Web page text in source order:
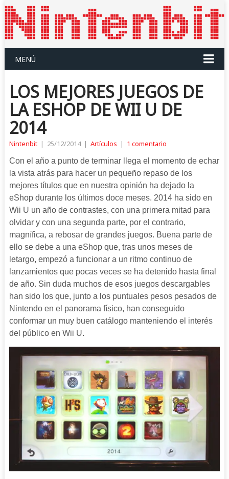
MENÚ
LOS MEJORES JUEGOS DE
LA ESHOP DE WII U DE
2014
Nintenbit | 25/12/2014 | Artículos | 1 comentario
Con el año a punto de terminar llega el momento de echar
la vista atrás para hacer un pequeño repaso de los
mejores títulos que en nuestra opinión ha dejado la
eShop durante los últimos doce meses. 2014 ha sido en
Wii U un año de contrastes, con una primera mitad para
olvidar y con una segunda parte, por el contrario,
magnífica, a rebosar de grandes juegos. Buena parte de
ello se debe a una eShop que, tras unos meses de
letargo, empezó a funcionar a un ritmo continuo de
lanzamientos que pocas veces se ha detenido hasta final
de año. Sin duda muchos de esos juegos descargables
han sido los que, junto a los puntuales pesos pesados de
Nintendo en el panorama físico, han conseguido
conformar un muy buen catálogo manteniendo el interés
del público en Wii U.